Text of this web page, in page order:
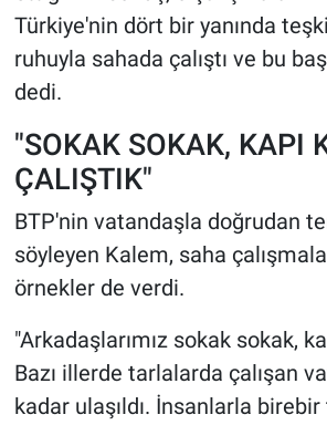
Türkiye'nin dört bir yanında
ruhuyla sahada çalıştı ve bu
dedi.
"SOKAK SOKAK, KAPI
ÇALIŞTIK"
BTP'nin vatandaşla doğrudan
söyleyen Kalem, saha
örnekler de verdi.
"Arkadaşlarımız sokak sokak,
Bazı illerde tarlalarda çalışan
kadar ulaşıldı. İnsanlarla